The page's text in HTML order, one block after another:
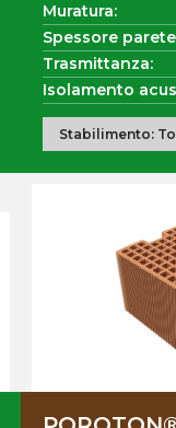
Muratura:
Spessore
Trasmittanza:
Isolamento
Stabilimento: